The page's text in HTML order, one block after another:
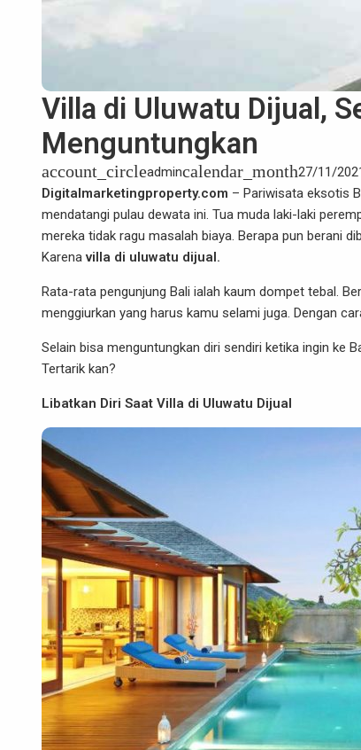
Villa di Uluwatu Dijual,
Menguntungkan
account_circleadmincalendar_month27/11/
Digitalmarketingproperty.com – Pariwisata eksotis
mendatangi pulau dewata ini. Tua muda laki-laki
mereka tidak ragu masalah biaya. Berapa pun berani
Karena villa di uluwatu dijual.
Rata-rata pengunjung Bali ialah kaum dompet tebal.
menggiurkan yang harus kamu selami juga. Dengan
Selain bisa menguntungkan diri sendiri ketika ingin ke
Tertarik kan?
Libatkan Diri Saat Villa di Uluwatu Dijual